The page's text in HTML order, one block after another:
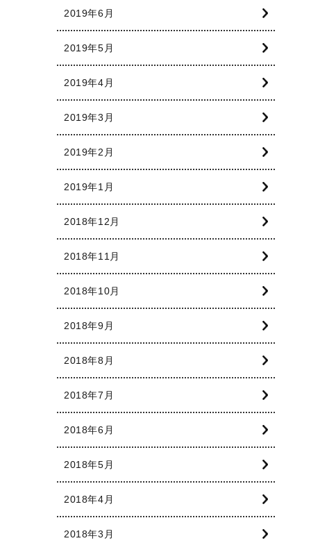
2019年6月
2019年5月
2019年4月
2019年3月
2019年2月
2019年1月
2018年12月
2018年11月
2018年10月
2018年9月
2018年8月
2018年7月
2018年6月
2018年5月
2018年4月
2018年3月